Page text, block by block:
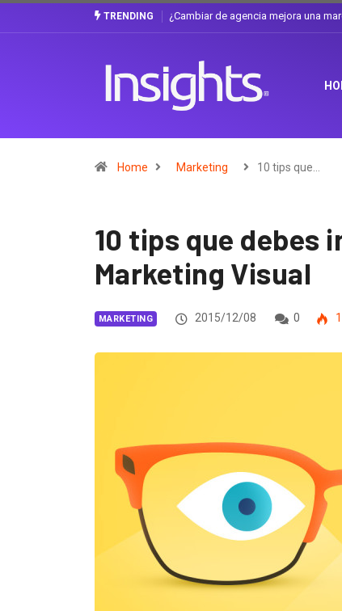
TRENDING Gabriela Herrera y el arte de
Home Marketing 10 tips que…
10 tips que debes
Marketing Visual
MARKETING 2015/12/08 0